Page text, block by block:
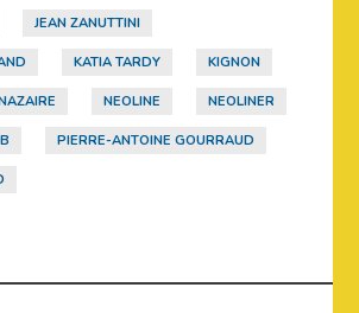
JEAN ZANUTTINI
KATIA TARDY KIGNON
NEOLINE NEOLINER
PIERRE-ANTOINE GOURRAUD